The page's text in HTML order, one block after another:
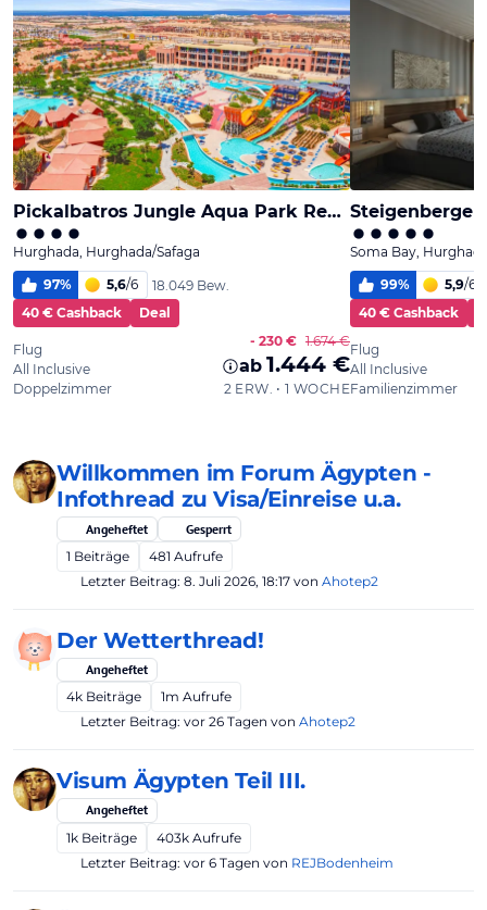
Willkommen im Forum Ägypten -
Infothread zu Visa/Einreise u.a.
Angeheftet
Gesperrt
1 Beiträge 481 Aufrufe
Letzter Beitrag: 8. Juli 2026, 18:17 von Ahotep2
Der Wetterthread!
Angeheftet
4k Beiträge 1m Aufrufe
Letzter Beitrag: vor 26 Tagen von Ahotep2
Visum Ägypten Teil III.
Angeheftet
1k Beiträge 403k Aufrufe
Letzter Beitrag: vor 6 Tagen von REJBodenheim